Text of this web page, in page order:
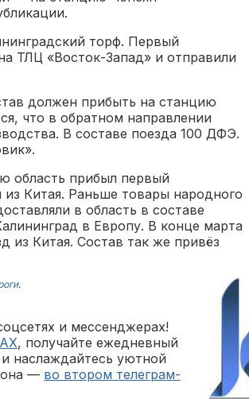
торф. Первый
ТЛЦ «Восток-Запад» и отправили
должен прибыть на станцию
что в обратном направлении
В составе поезда 100 ДФЭ.
область прибыл первый
Китая. Раньше товары народного
в область в составе
в Европу. В конце марта
из Китая. Состав так же привёз
.
и мессенджерах!
, получайте ежедневный
и наслаждайтесь уютной
— во втором телеграм-